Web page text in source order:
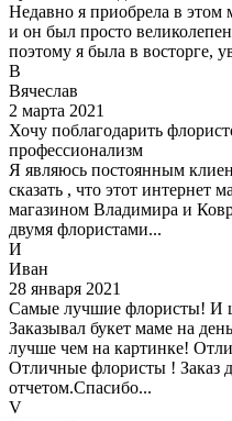
Недавно я приобрела в этом
и он был просто
поэтому я была в восторге,
В
Вячеслав
2 марта 2021
Хочу поблагодарить
профессионализм
Я являюсь постоянным
сказать , что этот интернет
магазином Владимира и
двумя флористами...
И
Иван
28 января 2021
Самые лучшие флористы! И
Заказывал букет маме на
лучше чем на картинке!
Отличные флористы ! Заказ
отчетом.Спасибо...
V